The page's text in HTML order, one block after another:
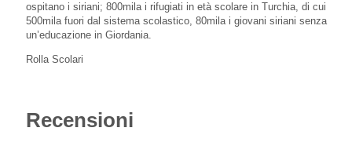
ospitano i siriani; 800mila i rifugiati in età scolare in Turchia, di cui
500mila fuori dal sistema scolastico, 80mila i giovani siriani senza
un’educazione in Giordania.
Rolla Scolari
Recensioni